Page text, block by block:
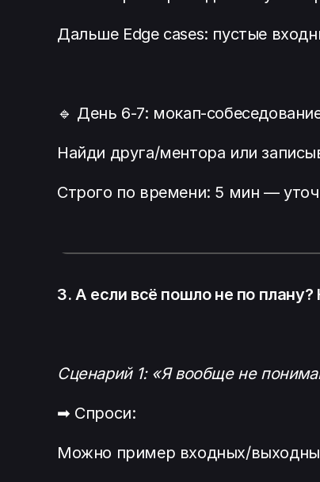
Дальше Edge cases: пустые
🔹 День 6-7: мокап-
Найди друга/ментора или
Строго по времени: 5 мин —
3. А если всё пошло не по плану?
Сценарий 1: «Я вообще не
➡ Спроси:
Можно пример входных/